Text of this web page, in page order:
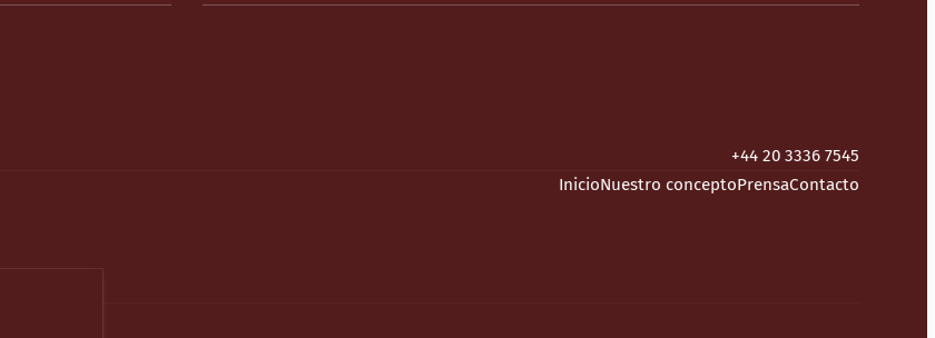
+44 20 3336 7545
InicioNuestro conceptoPrensaContacto